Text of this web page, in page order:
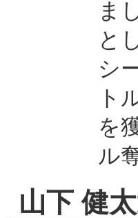
ま
と
シ
ト
を
ル
山下 健